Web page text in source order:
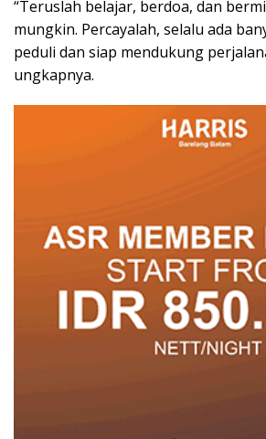
“Teruslah belajar, berdoa, dan
mungkin. Percayalah, selalu ada
peduli dan siap mendukung
ungkapnya.